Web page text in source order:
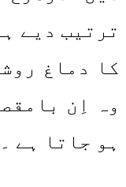
ترتیب دیے
کا دماغ
وہ اِن
ہو جاتا ہے ۔